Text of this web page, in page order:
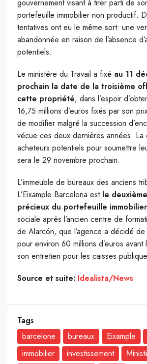
gouvernement visant à tirer parti de
portefeuille immobilier non productif.
tentatives ont eu le même sort: une
abandonnée en raison de l’absence
potentiels.
Le ministère du Travail a fixé au 11
prochain la date de la troisième
cette propriété, dans l’espoir
16,75 millions d’euros fixés par son
de modifier malgré la succession
vécue ces deux dernières années. La
acheteurs potentiels pour soumettre
sera le 29 novembre prochain.
L’immeuble de bureaux des anciens
L’Eixample Barcelona est le
précieux du portefeuille immobilier
sociale après l’ancien centre de
de Alarcón, que l’agence a décidé
pour environ 60 millions d’euros
son entretien pour les caisses
Source et suite: Idealista/News
Tags
barcelone
bureaux Eixample
immobilier
investissement